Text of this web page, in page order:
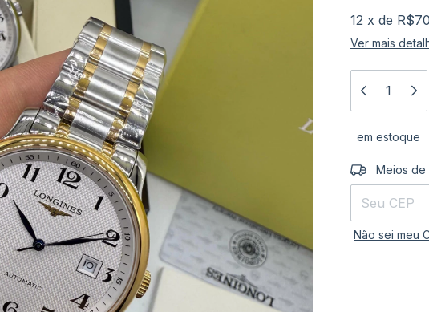
12 x de
Ver mais
em estoque
Entregas para
Meios de
Não sei meu